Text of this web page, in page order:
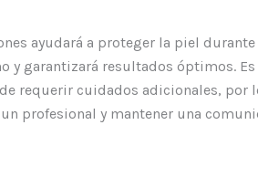
ayudará a proteger la piel
y garantizará resultados óptimos.
requerir cuidados adicionales, por
profesional y mantener una